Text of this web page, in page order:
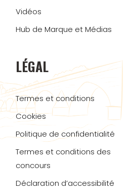
Vidéos
Hub de Marque et Médias
LÉGAL
Termes et conditions
Cookies
Politique de confidentialité
Termes et conditions des
concours
Déclaration d’accessibilité